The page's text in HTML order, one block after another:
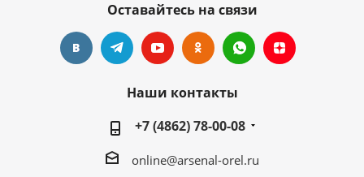
Оставайтесь на связи
Наши контакты
+7 (4862) 78-00-08
online@arsenal-orel.ru